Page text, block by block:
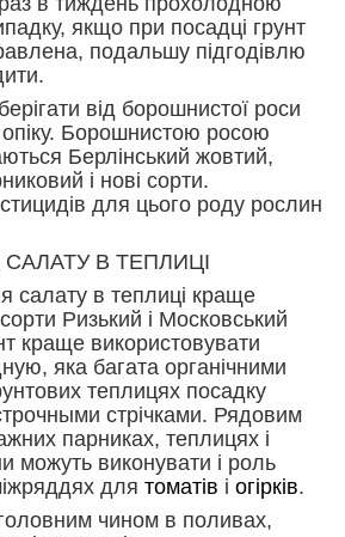
якщо при посадці грунт
подальшу підгодівлю
від борошнистої роси
опіку. Борошнистою росою
Берлінський жовтий,
і нові сорти.
для цього роду рослин
В ТЕПЛИЦІ
салату в теплиці краще
Ризький і Московський
краще використовувати
яка багата органічними
теплицях посадку
стрічками. Рядовим
парниках, теплицях і
можуть виконувати і роль
для томатів і огірків.
чином в поливах,